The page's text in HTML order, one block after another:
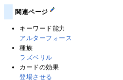
関連ページ
キーワード能力
アルターフォース
種族
ラズベリル
カードの効果
登場させる